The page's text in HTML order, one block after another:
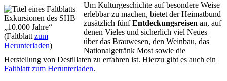
Exkursionen des SHB
„10.000 Jahre“
(Faltblatt zum
Herunterladen)
Um Kulturgeschichte auf besondere Weise
erlebbar zu machen, bietet der Heimatbund
zusätzlich fünfEntdeckungsreisen an, auf
denen Vieles und sicherlich viel Neues
über das Brauwesen, den Weinbau, das
Nationalgetränk Most sowie die
Herstellung von Destillaten zu erfahren ist. Hierzu gibt es auch ein
Faltblatt zum Herunterladen.